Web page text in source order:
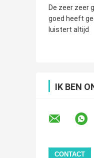
De zeer zeer
goed heeft
luistert altijd
IK BEN